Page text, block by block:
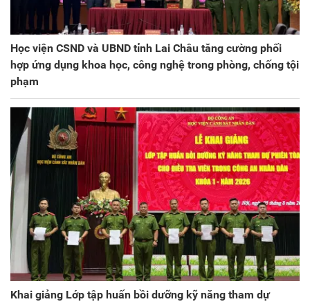
Học viện CSND và UBND tỉnh Lai Châu tăng cường phối
hợp ứng dụng khoa học, công nghệ trong phòng, chống tội
phạm
Khai giảng Lớp tập huấn bồi dưỡng kỹ năng tham dự